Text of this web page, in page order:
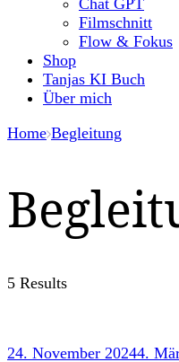
Chat GPT
Filmschnitt
Flow & Fokus
Shop
Tanjas KI Buch
Über mich
Home Begleitung
5 Results
24. November 20244.